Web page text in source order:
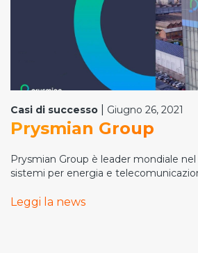
Casi di successo Giugno 26, 2021
Prysmian Group
Prysmian Group è leader mondiale
sistemi per energia e
Leggi la news